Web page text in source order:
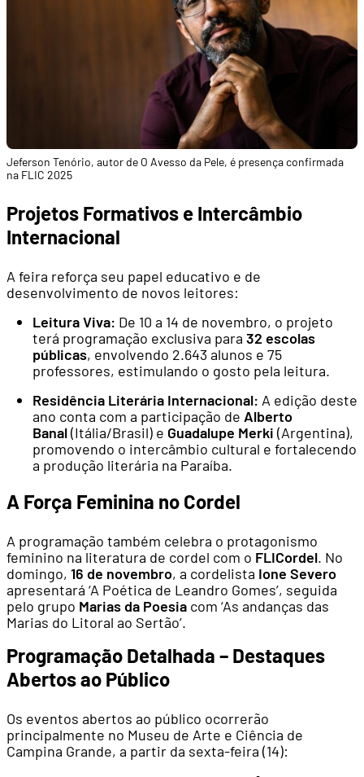
Jeferson Tenório, autor de O Avesso da Pele, é presença confirmada
na FLIC 2025
Projetos Formativos e Intercâmbio
Internacional
A feira reforça seu papel educativo e de
desenvolvimento de novos leitores:
Leitura Viva: De 10 a 14 de novembro, o projeto
terá programação exclusiva para 32 escolas
públicas, envolvendo 2.643 alunos e 75
professores, estimulando o gosto pela leitura.
Residência Literária Internacional: A edição deste
ano conta com a participação de Alberto
Banal(Itália/Brasil) e Guadalupe Merki (Argentina),
promovendo o intercâmbio cultural e fortalecendo
a produção literária na Paraíba.
A Força Feminina no Cordel
A programação também celebra o protagonismo
feminino na literatura de cordel com o FLICordel. No
domingo, 16 de novembro, a cordelista Ione Severo
apresentará ‘A Poética de Leandro Gomes’, seguida
pelo grupo Marias da Poesia com ‘As andanças das
Marias do Litoral ao Sertão’.
Programação Detalhada – Destaques
Abertos ao Público
Os eventos abertos ao público ocorrerão
principalmente no Museu de Arte e Ciência de
Campina Grande, a partir da sexta-feira (14):